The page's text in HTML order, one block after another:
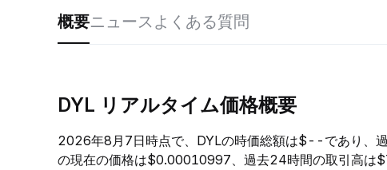
概要ニュースよくある質問
DYL リアルタイム価格概要
2026年8月7日時点で、DYLの時価総額は$--であり、
の現在の価格は$0.00010997、過去24時間の取引高